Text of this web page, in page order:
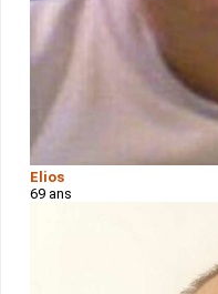
Elios
69 ans